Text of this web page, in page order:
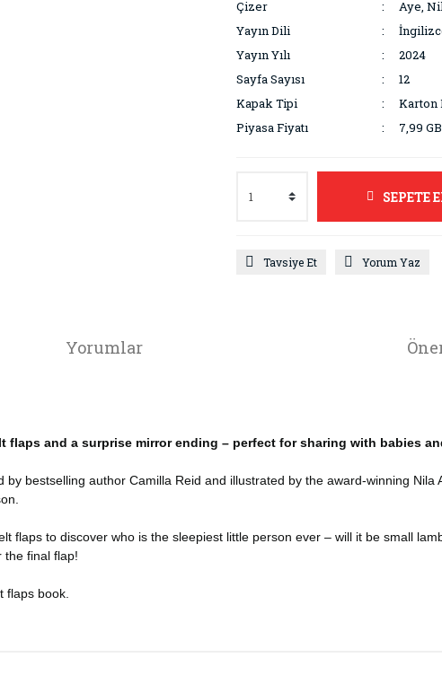
Çizer
Aye,
Yayın Dili
Yayın Yılı
2024
Sayfa Sayısı
12
Kapak Tipi
Karton
Piyasa Fiyatı
7,99
SEPETE
Tavsiye Et Yorum Yaz
Yorumlar
flaps and a surprise mirror ending – perfect for sharing with babies
bestselling author Camilla Reid and illustrated by the award-winning Nila
flaps to discover who is the sleepiest little person ever – will it be small
the final flap!
flaps book.